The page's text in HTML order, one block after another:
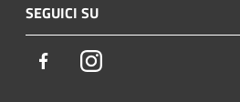
SEGUICI SU
FacebookInstagram